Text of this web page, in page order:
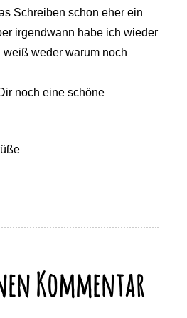
Schreiben schon eher ein
irgendwann habe ich wieder
weiß weder warum noch
noch eine schöne
Kommentar